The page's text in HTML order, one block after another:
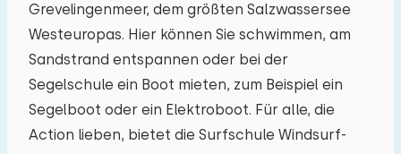
Grevelingenmeer, dem größten Salzwassersee
Westeuropas. Hier können Sie schwimmen, am
Sandstrand entspannen oder bei der
Segelschule ein Boot mieten, zum Beispiel ein
Segelboot oder ein Elektroboot. Für alle, die
Action lieben, bietet die Surfschule Windsurf-